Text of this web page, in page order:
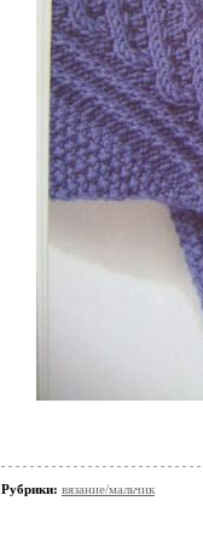
Рубрики: вязание/мальчик